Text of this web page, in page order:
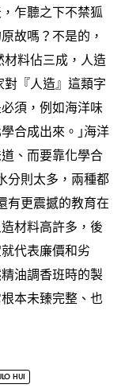
， 乍聽之下不禁狐
故嗎 ？ 不是的 ，
材料佔三成 ， 人造
對『人造』這類字
須 ， 例如海洋味
合成出來。｣海洋
、而要靠化學合
分則太多 ， 兩種都
有更震撼的教育在
材料高許多 ， 後
代表廉價和劣
油調香班時的製
本未臻完整、也
HUI